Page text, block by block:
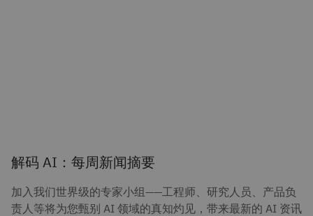
解码 AI：每周新闻摘要
加入我们世界级的专家小组——工程师、研究人员、产品负
责人等将为您甄别 AI 领域的真知灼见，带来最新的 AI 资讯